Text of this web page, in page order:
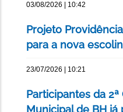
03/08/2026 | 10:42
Projeto
para a nova
23/07/2026 | 10:21
Participantes da